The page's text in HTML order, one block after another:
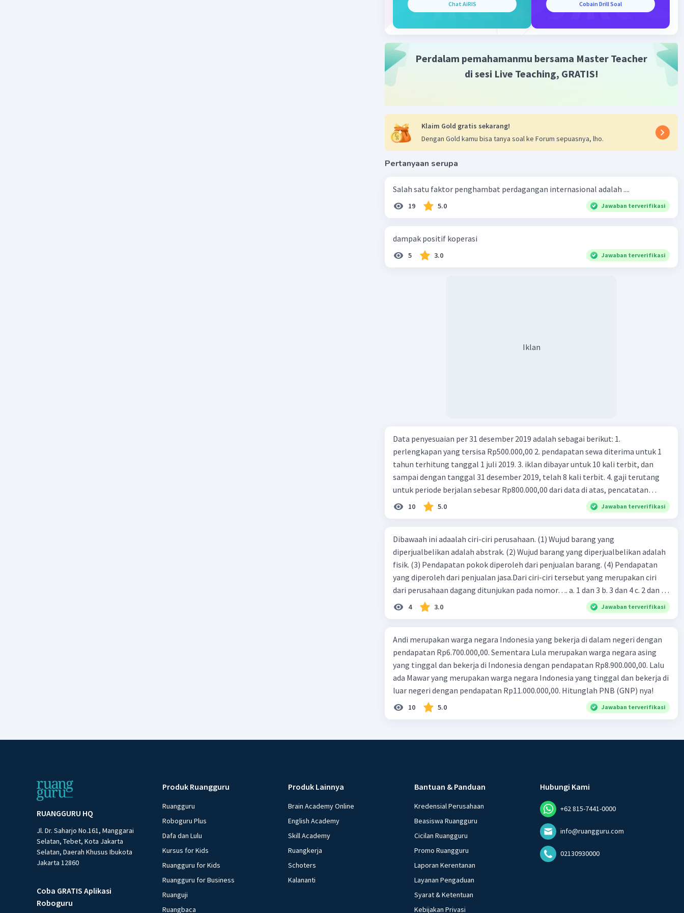
Chat AiRIS Cobain Drill Soal
Perdalam pemahamanmu bersama Master Teacher
di sesi Live Teaching, GRATIS!
Klaim Gold gratis sekarang!
Dengan Gold kamu bisa tanya soal ke Forum sepuasnya, lho.
Pertanyaan serupa
Salah satu faktor penghambat perdagangan internasional adalah ....
19 5.0 Jawaban terverifikasi
dampak positif koperasi
5 3.0 Jawaban terverifikasi
Iklan
Data penyesuaian per 31 desember 2019 adalah sebagai berikut: 1.
perlengkapan yang tersisa Rp500.000,00 2. pendapatan sewa diterima untuk 1
tahun terhitung tanggal 1 juli 2019. 3. iklan dibayar untuk 10 kali terbit, dan
sampai dengan tanggal 31 desember 2019, telah 8 kali terbit. 4. gaji terutang
untuk periode berjalan sebesar Rp800.000,00 dari data di atas, pencatatan
jurnal pembalik yang benar adalah ....
10 5.0 Jawaban terverifikasi
Dibawaah ini adaalah ciri-ciri perusahaan. (1) Wujud barang yang
diperjualbelikan adalah abstrak. (2) Wujud barang yang diperjualbelikan adalah
fisik. (3) Pendapatan pokok diperoleh dari penjualan barang. (4) Pendapatan
yang diperoleh dari penjualan jasa.Dari ciri-ciri tersebut yang merupakan ciri
dari perusahaan dagang ditunjukan pada nomor…. a. 1 dan 3 b. 3 dan 4 c. 2 dan 3
d. 1 dan 2 e. 2 dan 4
4 3.0 Jawaban terverifikasi
Andi merupakan warga negara Indonesia yang bekerja di dalam negeri dengan
pendapatan Rp6.700.000,00. Sementara Lula merupakan warga negara asing
yang tinggal dan bekerja di Indonesia dengan pendapatan Rp8.900.000,00. Lalu
ada Mawar yang merupakan warga negara Indonesia yang tinggal dan bekerja di
luar negeri dengan pendapatan Rp11.000.000,00. Hitunglah PNB (GNP) nya!
10 5.0 Jawaban terverifikasi
RUANGGURU HQ
Jl. Dr. Saharjo No.161, Manggarai
Selatan, Tebet, Kota Jakarta
Selatan, Daerah Khusus Ibukota
Jakarta 12860
Coba GRATIS Aplikasi
Roboguru
Produk Ruangguru
Ruangguru
Roboguru Plus
Dafa dan Lulu
Kursus for Kids
Ruangguru for Kids
Ruangguru for Business
Ruanguji
Ruangbaca
Produk Lainnya
Brain Academy Online
English Academy
Skill Academy
Ruangkerja
Schoters
Kalananti
Bantuan & Panduan
Kredensial Perusahaan
Beasiswa Ruangguru
Cicilan Ruangguru
Promo Ruangguru
Laporan Kerentanan
Layanan Pengaduan
Syarat & Ketentuan
Kebijakan Privasi
Hubungi Kami
+62 815-7441-0000
info@ruangguru.com
02130930000